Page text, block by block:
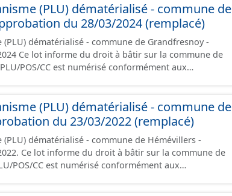
orientations d'aménagement et les données
papier font foi et sont opposables d'un point
(PLU) dématérialisé - commune de
du 28/03/2024 (remplacé)
dématérialisé - commune de Grandfresnoy -
de
POS/CC est numérisé conformément aux
orientations d'aménagement et les données
papier font foi et sont opposables d'un point
(PLU) dématérialisé - commune de
du 23/03/2022 (remplacé)
dématérialisé - commune de Hémévillers -
de
POS/CC est numérisé conformément aux